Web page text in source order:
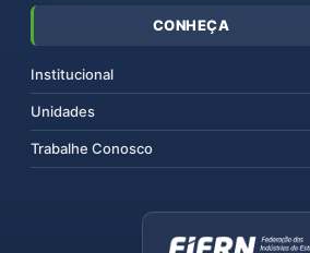
CONHEÇA
Institucional
Unidades
Trabalhe Conosco